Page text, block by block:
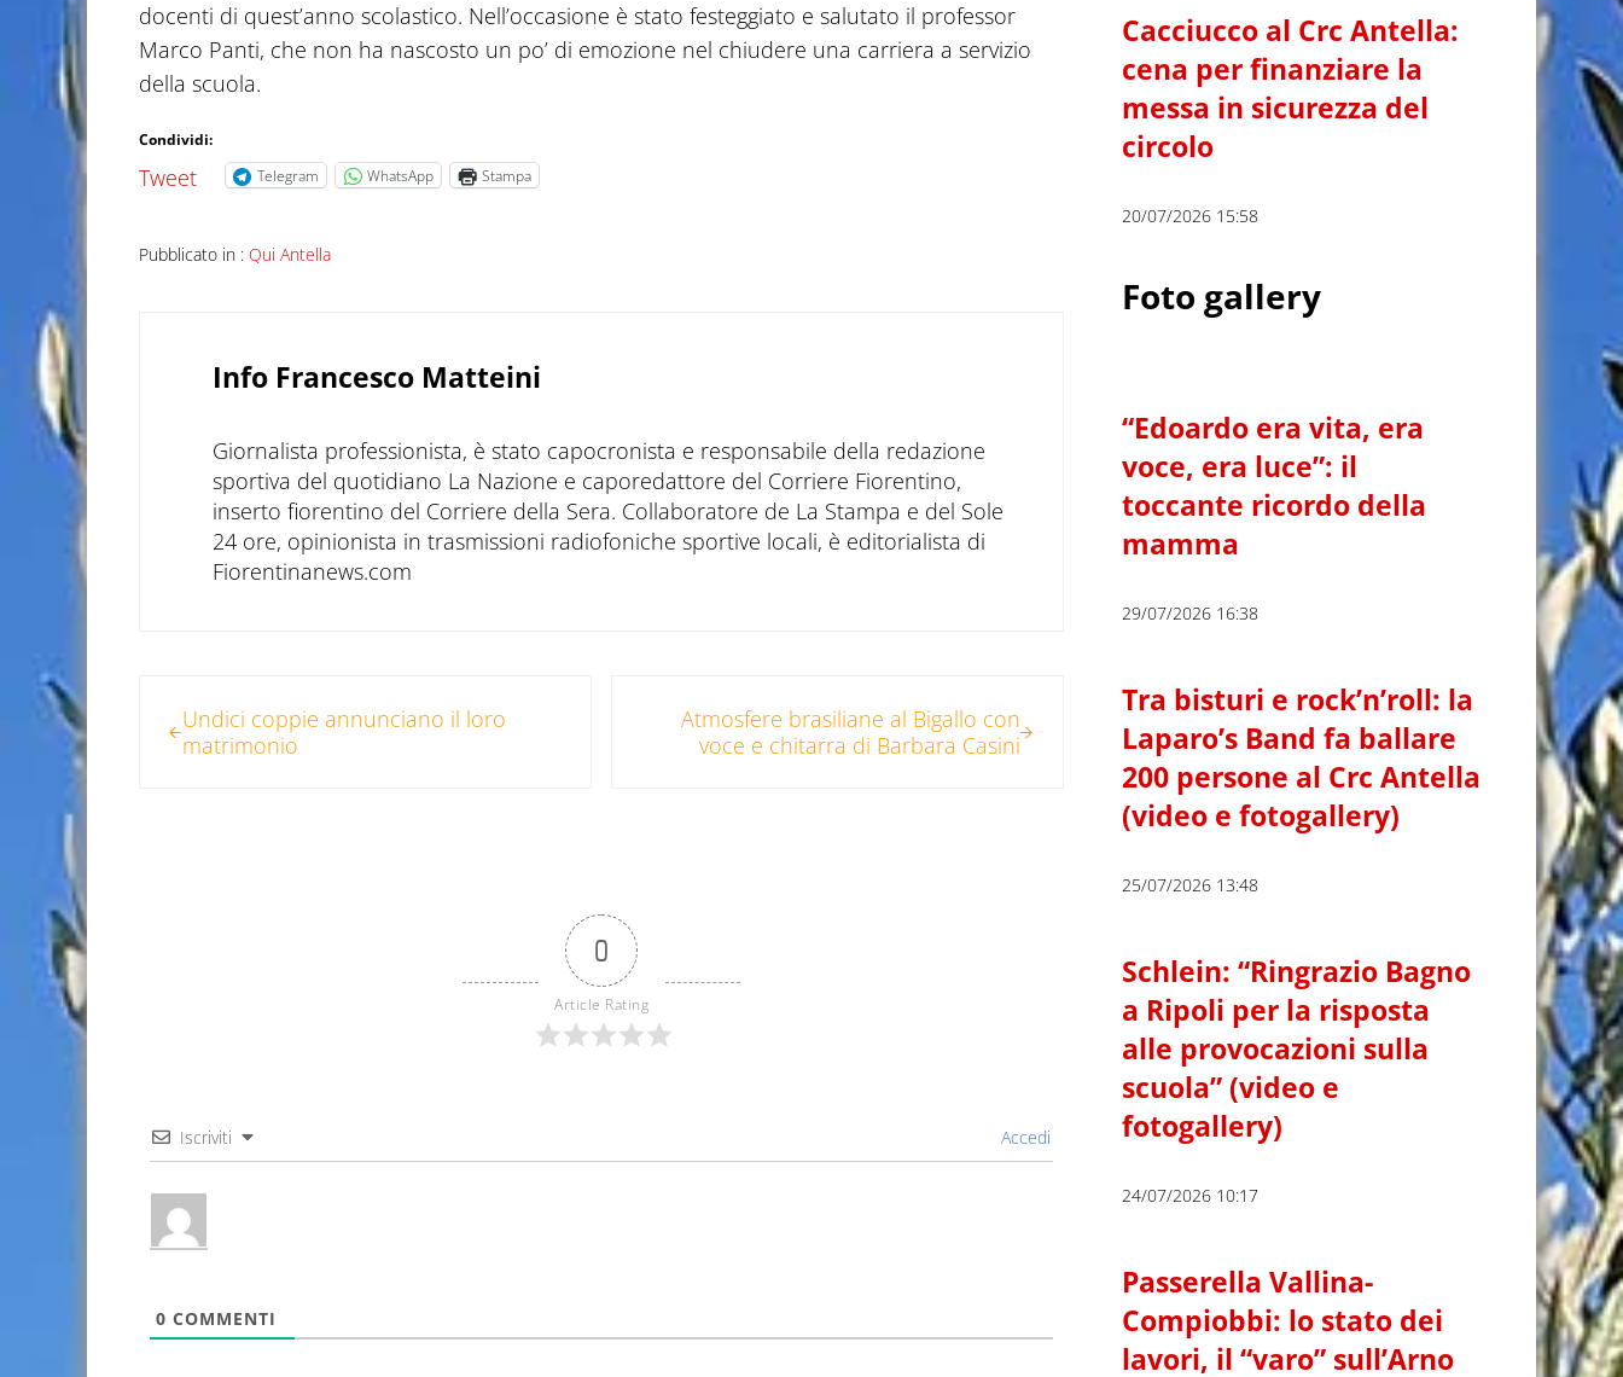
docenti di quest’anno scolastico. Nell’occasione è stato festeggiato e salutato il professor
Marco Panti, che non ha nascosto un po’ di emozione nel chiudere una carriera a servizio
della scuola.
Condividi:
Tweet Telegram WhatsApp Stampa
Pubblicato in : Qui Antella
Info Francesco Matteini
Giornalista professionista, è stato capocronista e responsabile della redazione
sportiva del quotidiano La Nazione e caporedattore del Corriere Fiorentino,
inserto fiorentino del Corriere della Sera. Collaboratore de La Stampa e del Sole
24 ore, opinionista in trasmissioni radiofoniche sportive locali, è editorialista di
Fiorentinanews.com
Undici coppie annunciano il loro
matrimonio
Atmosfere brasiliane al Bigallo con
voce e chitarra di Barbara Casini
0
Article Rating
Iscriviti Accedi
0 COMMENTI
Cacciucco al Crc Antella:
cena per finanziare la
messa in sicurezza del
circolo
20/07/2026 15:58
Foto gallery
“Edoardo era vita, era
voce, era luce”: il
toccante ricordo della
mamma
29/07/2026 16:38
Tra bisturi e rock’n’roll: la
Laparo’s Band fa ballare
200 persone al Crc Antella
(video e fotogallery)
25/07/2026 13:48
Schlein: “Ringrazio Bagno
a Ripoli per la risposta
alle provocazioni sulla
scuola” (video e
fotogallery)
24/07/2026 10:17
Passerella Vallina-
Compiobbi: lo stato dei
lavori, il “varo” sull’Arno